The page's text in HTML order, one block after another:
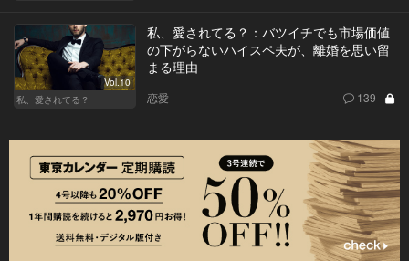
Vol.10
私、愛されてる？
私、愛されてる？：バツイチでも市場価値
の下がらないハイスペ夫が、離婚を思い留
まる理由
恋愛 139